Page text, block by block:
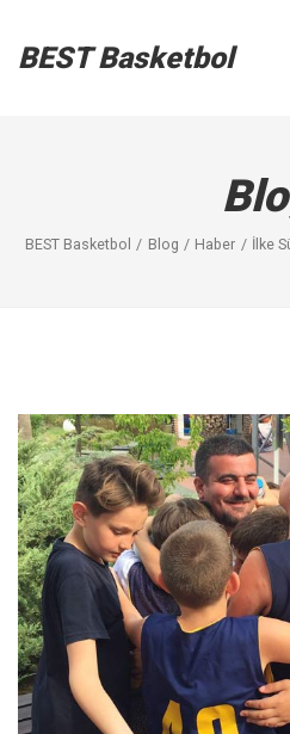
BEST Basketbol
BEST Basketbol Blog Haber İlke